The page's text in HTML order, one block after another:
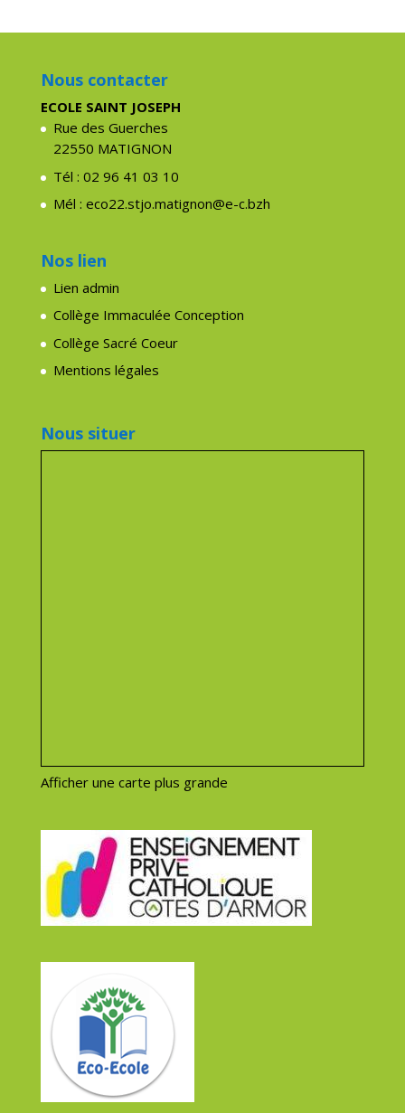
Nous contacter
ECOLE SAINT JOSEPH
Rue des Guerches
22550 MATIGNON
Tél : 02 96 41 03 10
Mél : eco22.stjo.matignon@e-c.bzh
Nos lien
Lien admin
Collège Immaculée Conception
Collège Sacré Coeur
Mentions légales
Nous situer
Afficher une carte plus grande